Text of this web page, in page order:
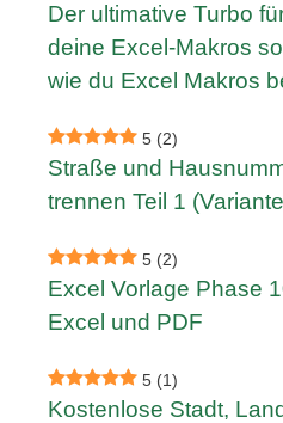
Der ultimative Turbo
deine Excel-Makros
wie du Excel Makros
5 (2)
Straße und
trennen Teil 1
5 (2)
Excel Vorlage Phase
Excel und PDF
5 (1)
Kostenlose Stadt,